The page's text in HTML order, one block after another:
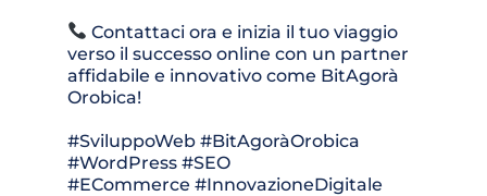
Contattaci ora e inizia il tuo viaggio
verso il successo online con un partner
affidabile e innovativo come BitAgorà
Orobica!
#SviluppoWeb #BitAgoràOrobica
#WordPress #SEO
#ECommerce #InnovazioneDigitale